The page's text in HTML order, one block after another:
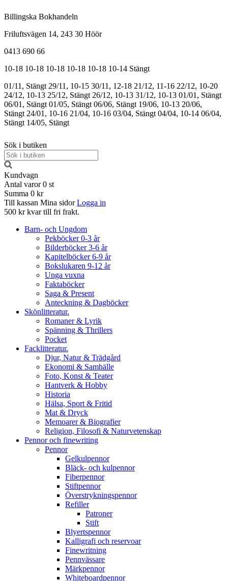
Billingska Bokhandeln
Friluftsvägen 14, 243 30 Höör
0413 690 66
10-18 10-18 10-18 10-18 10-18 10-14 Stängt
01/11, Stängt 29/11, 10-15 30/11, 12-18 21/12, 11-16 22/12, 10-20
24/12, 10-13 25/12, Stängt 26/12, 10-13 31/12, 10-13 01/01, Stängt
06/01, Stängt 01/05, Stängt 06/06, Stängt 19/06, 10-13 20/06,
Stängt 24/01, 10-16 21/04, 10-16 03/04, Stängt 04/04, 10-14 06/04,
Stängt 14/05, Stängt
Sök i butiken
Kundvagn
Antal varor 0 st
Summa 0 kr
Till kassan Mina sidor Logga in
500 kr kvar till fri frakt.
Barn- och Ungdom
Pekböcker 0-3 år
Bilderböcker 3-6 år
Kapitelböcker 6-9 år
Bokslukaren 9-12 år
Unga vuxna
Faktaböcker
Saga & Present
Anteckning & Dagböcker
Skönlitteratur.
Romaner & Lyrik
Spänning & Thrillers
Pocket
Facklitteratur.
Djur, Natur & Trädgård
Ekonomi & Samhälle
Foto, Konst & Teater
Hantverk & Hobby
Historia
Hälsa, Sport & Fritid
Mat & Dryck
Memoarer & Biografier
Religion, Filosofi & Naturvetenskap
Pennor och finewriting
Pennor
Gelkulpennor
Bläck- och kulpennor
Fiberpennor
Stiftpennor
Överstrykningspennor
Refiller
Patroner
Stift
Blyertspennor
Kalligrafi och reservoar
Finewritning
Pennvässare
Märkpennor
Whiteboardpennor